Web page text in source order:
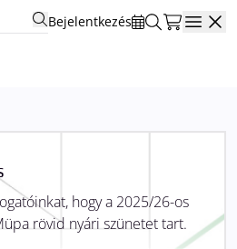
Bejelentkezés
hogy a 2025/26-os
rövid nyári szünetet tart.